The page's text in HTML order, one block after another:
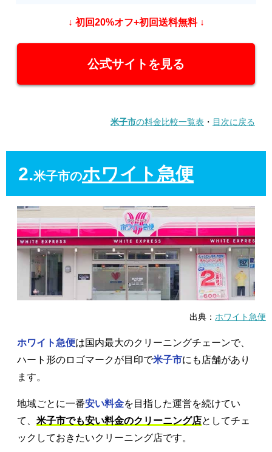
↓ 初回20%オフ+初回送料無料 ↓
公式サイトを見る
米子市の料金比較一覧表 ・ 目次に戻る
2.米子市のホワイト急便
出典： ホワイト急便
ホワイト急便は国内最大のクリーニングチェーンで、
ハート形のロゴマークが目印で米子市にも店舗があり
ます。
地域ごとに一番安い料金を目指した運営を続けてい
て、 米子市でも安い料金のクリーニング店としてチェ
ックしておきたいクリーニング店です。